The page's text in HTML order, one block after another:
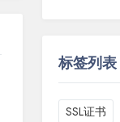
标签列表
SSL证书